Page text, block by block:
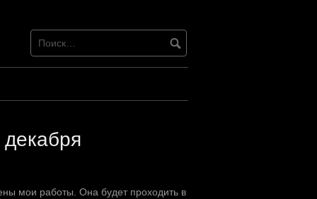
мои работы. Она будет проходить в